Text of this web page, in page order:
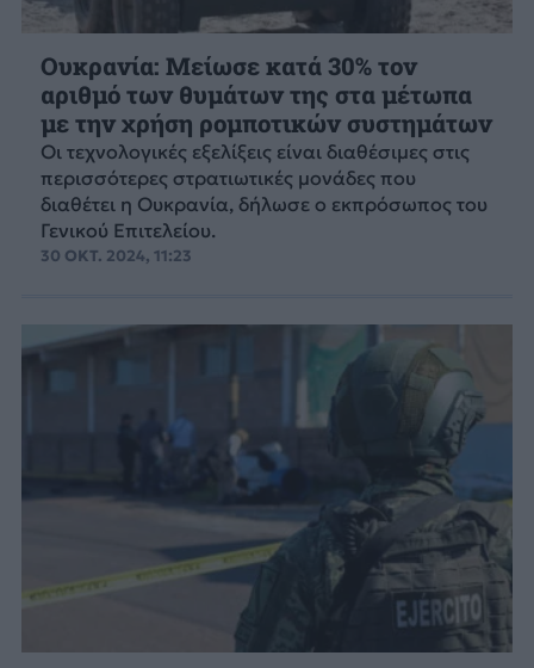
Ουκρανία: Μείωσε κατά 30% τον
αριθμό των θυμάτων της στα μέτωπα
με την χρήση ρομποτικών συστημάτων
Οι τεχνολογικές εξελίξεις είναι διαθέσιμες στις
περισσότερες στρατιωτικές μονάδες που
διαθέτει η Ουκρανία, δήλωσε ο εκπρόσωπος του
Γενικού Επιτελείου.
30 ΟΚΤ. 2024, 11:23